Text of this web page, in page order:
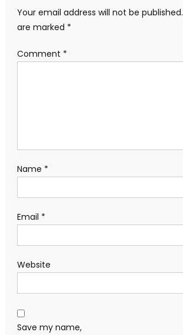
Your email address will not be published.
are marked *
Comment *
Name *
Email *
Website
Save my name,